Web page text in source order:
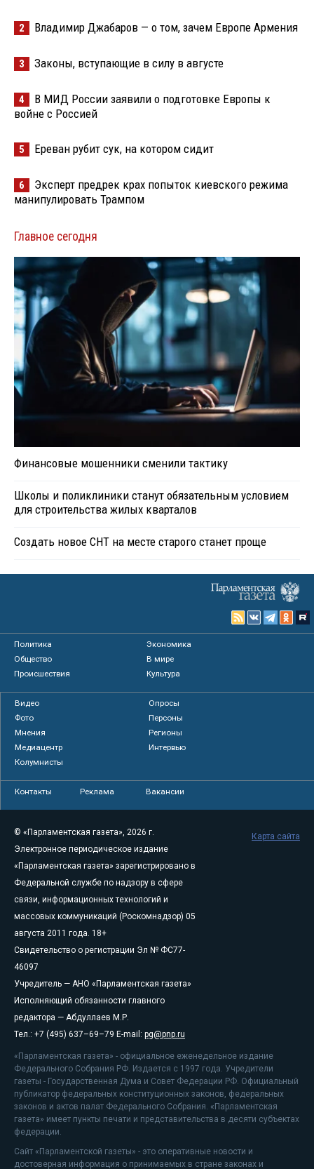
2 Владимир Джабаров — о том, зачем Европе Армения
3 Законы, вступающие в силу в августе
4
В МИД России заявили о подготовке Европы к
войне с Россией
5 Ереван рубит сук, на котором сидит
6
Эксперт предрек крах попыток киевского режима
манипулировать Трампом
Главное сегодня
Финансовые мошенники сменили тактику
Школы и поликлиники станут обязательным условием
для строительства жилых кварталов
Создать новое СНТ на месте старого станет проще
Политика
Экономика
Общество
В мире
Происшествия
Культура
Видео
Опросы
Фото
Персоны
Мнения
Регионы
Медиацентр
Интервью
Колумнисты
Контакты Реклама Вакансии
© «Парламентская газета», 2026 г.
Электронное периодическое издание
«Парламентская газета» зарегистрировано в
Федеральной службе по надзору в сфере
связи, информационных технологий и
массовых коммуникаций (Роскомнадзор) 05
августа 2011 года. 18+
Свидетельство о регистрации Эл № ФС77-
46097
Учредитель — АНО «Парламентская газета»
Исполняющий обязанности главного
редактора — Абдуллаев М.Р.
Тел.: +7 (495) 637–69–79 E-mail: pg@pnp.ru
«Парламентская газета» - официальное еженедельное издание
Федерального Собрания РФ. Издается с 1997 года. Учредители
газеты - Государственная Дума и Совет Федерации РФ. Официальный
публикатор федеральных конституционных законов, федеральных
законов и актов палат Федерального Собрания. «Парламентская
газета» имеет пункты печати и представительства в десяти субъектах
федерации.
Сайт «Парламентской газеты» - это оперативные новости и
достоверная информация о принимаемых в стране законах и
Карта сайта